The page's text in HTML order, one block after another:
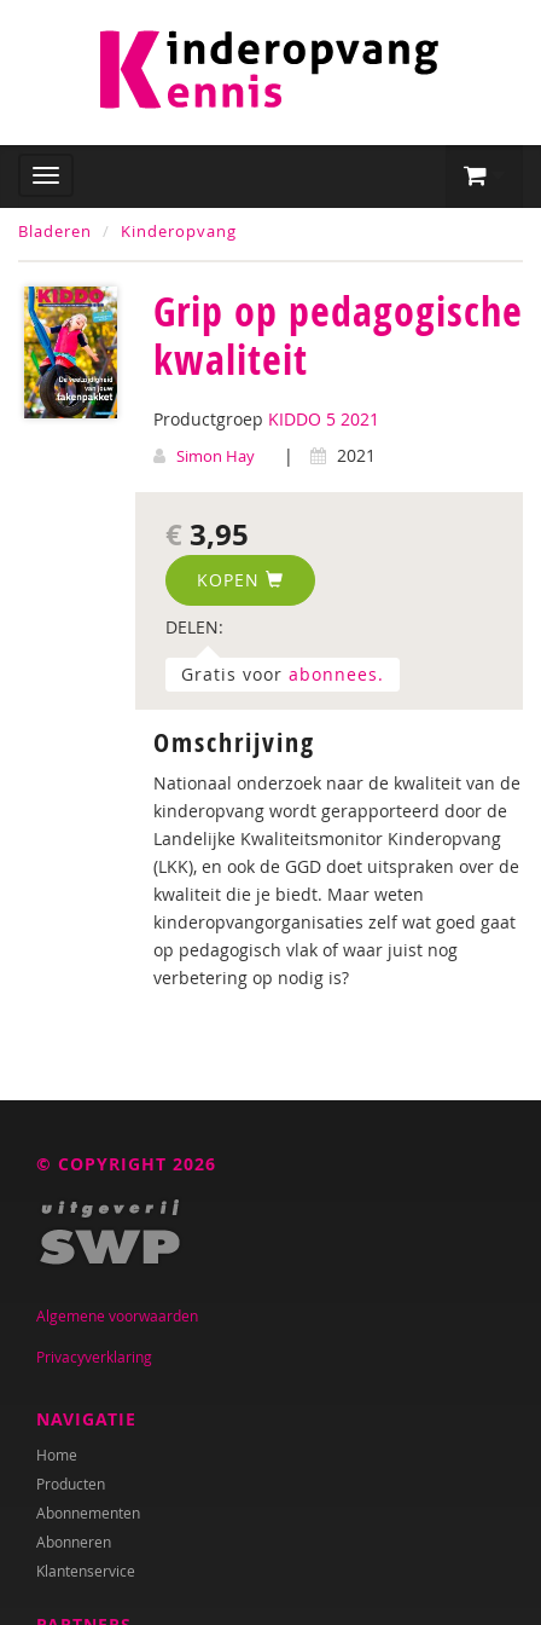
Bladeren Kinderopvang
Grip op pedagogische
kwaliteit
Productgroep KIDDO 5 2021
Simon Hay | 2021
€ 3,95
KOPEN
DELEN:
Gratis voor abonnees.
Omschrijving
Nationaal onderzoek naar de kwaliteit van de
kinderopvang wordt gerapporteerd door de
Landelijke Kwaliteitsmonitor Kinderopvang
(LKK), en ook de GGD doet uitspraken over de
kwaliteit die je biedt. Maar weten
kinderopvangorganisaties zelf wat goed gaat
op pedagogisch vlak of waar juist nog
verbetering op nodig is?
© COPYRIGHT 2026
Algemene voorwaarden
Privacyverklaring
NAVIGATIE
Home
Producten
Abonnementen
Abonneren
Klantenservice